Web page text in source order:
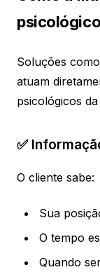
Soluções
atuam
psicológicos
✅
O cliente sabe:
Sua
O tempo
Quando